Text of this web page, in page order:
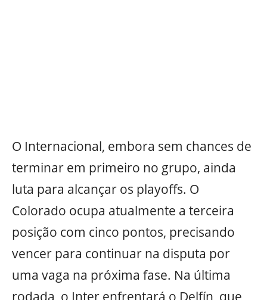
O Internacional, embora sem chances de
terminar em primeiro no grupo, ainda
luta para alcançar os playoffs. O
Colorado ocupa atualmente a terceira
posição com cinco pontos, precisando
vencer para continuar na disputa por
uma vaga na próxima fase. Na última
rodada, o Inter enfrentará o Delfín, que